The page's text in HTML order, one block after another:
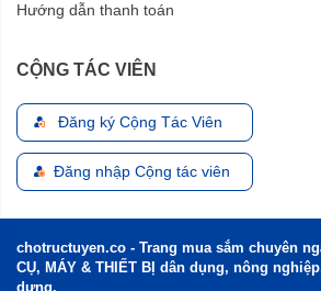
Hướng dẫn thanh toán
CỘNG TÁC VIÊN
Đăng ký Cộng Tác Viên
Đăng nhập Cộng tác viên
chotructuyen.co - Trang mua sắm chuyên
CỤ, MÁY & THIẾT BỊ dân dụng, nông
dựng.